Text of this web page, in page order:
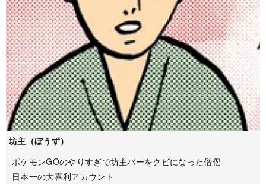
坊主（ぼうず）
ポケモンGOのやりすぎで坊主バーをクビになった僧侶
日本一の大喜利アカウント